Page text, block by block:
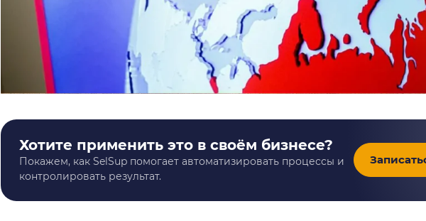
Хотите применить это в своём бизнесе?
Покажем, как SelSup помогает автоматизировать процессы и
контролировать результат.